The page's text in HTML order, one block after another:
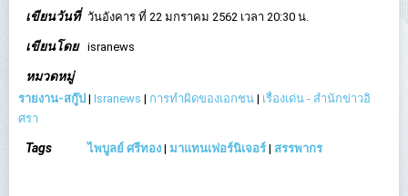
เขียนวันที่ วันอังคาร ที่ 22 มกราคม 2562 เวลา 20:30 น.
เขียนโดย isranews
หมวดหมู่
รายงาน-สกู๊ป | Isranews | การทำผิดของเอกชน | เรื่องเด่น - สำนักข่าวอิ
ศรา
Tags ไพบูลย์ ศรีทอง | มาแทนเฟอร์นิเจอร์ | สรรพากร